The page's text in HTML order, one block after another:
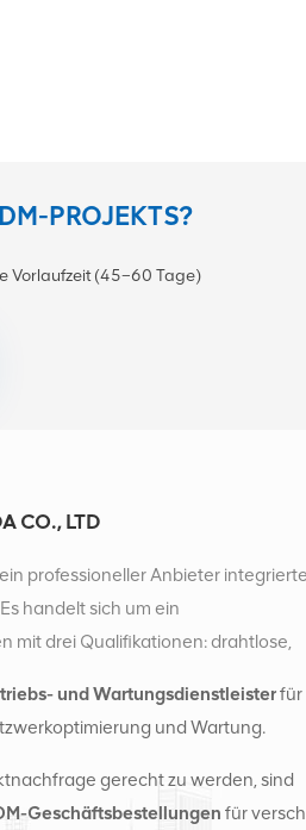
PROJEKTS?
Vorlaufzeit (45–60 Tage)
CO., LTD
professioneller Anbieter
handelt sich um ein
mit drei Qualifikationen: drahtlose,
in Changsha und
Vertriebszentrale in Changsha,
Geschäfte in Südostasien,
stellen Basisstationen bereit
und Wartungsdienstleisterfür
und Wartung.
gerecht zu werden, sind
Geschäftsbestellungen für